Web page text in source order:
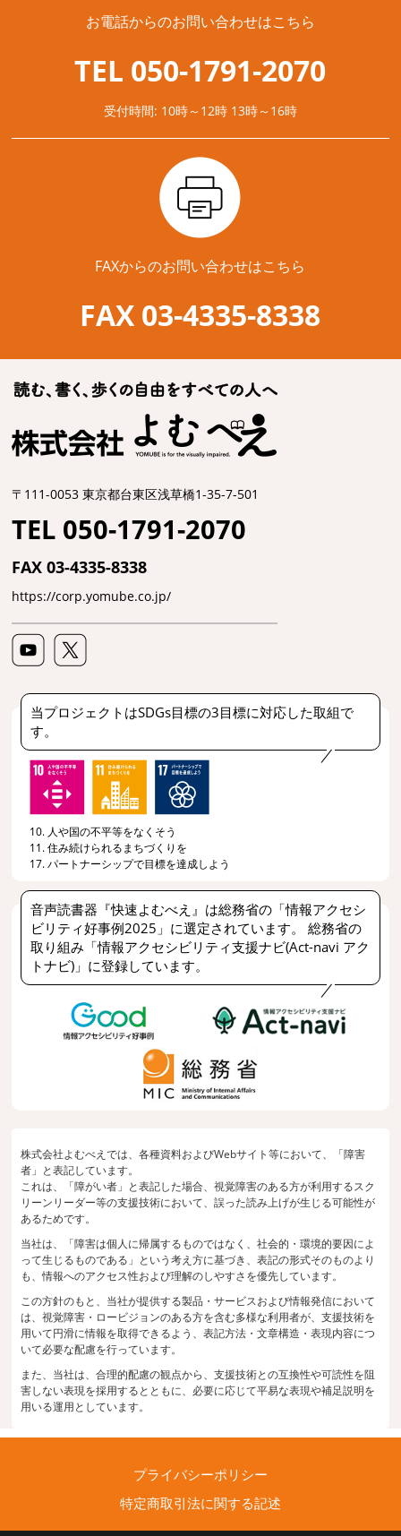
お電話からのお問い合わせはこちら
TEL 050-1791-2070
受付時間: 10時～12時 13時～16時
FAXからのお問い合わせはこちら
FAX 03-4335-8338
〒111-0053 東京都台東区浅草橋1-35-7-501
TEL 050-1791-2070
FAX 03-4335-8338
https://corp.yomube.co.jp/
当プロジェクトはSDGs目標の3目標に対応した取組で
す。
10. 人や国の不平等をなくそう
11. 住み続けられるまちづくりを
17. パートナーシップで目標を達成しよう
音声読書器『快速よむべえ』は総務省の「情報アクセシ
ビリティ好事例2025」に選定されています。 総務省の
取り組み「情報アクセシビリティ支援ナビ(Act-navi アク
トナビ)」に登録しています。
株式会社よむべえでは、各種資料およびWebサイト等において、「障害
者」と表記しています。
これは、「障がい者」と表記した場合、視覚障害のある方が利用するスク
リーンリーダー等の支援技術において、誤った読み上げが生じる可能性が
あるためです。
当社は、「障害は個人に帰属するものではなく、社会的・環境的要因によ
って生じるものである」という考え方に基づき、表記の形式そのものより
も、情報へのアクセス性および理解のしやすさを優先しています。
この方針のもと、当社が提供する製品・サービスおよび情報発信において
は、視覚障害・ロービジョンのある方を含む多様な利用者が、支援技術を
用いて円滑に情報を取得できるよう、表記方法・文章構造・表現内容につ
いて必要な配慮を行っています。
また、当社は、合理的配慮の観点から、支援技術との互換性や可読性を阻
害しない表現を採用するとともに、必要に応じて平易な表現や補足説明を
用いる運用としています。
プライバシーポリシー
特定商取引法に関する記述